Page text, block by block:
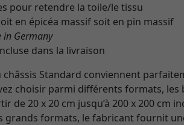
pour retendre la toile/le tissu
en épicéa massif soit en pin massif
in Germany
dans la livraison
châssis Standard conviennent
choisir parmi différents formats, les
de 20 x 20 cm jusqu’à 200 x 200 cm
grands formats, le fabricant fournit